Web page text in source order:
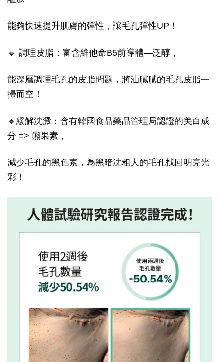
能夠快速提升肌膚的彈性，讓毛孔彈性UP！
🔸 調理皮脂：富含維他命B5前導體—泛醇，
能深層調理毛孔的皮脂問題，將油膩膩的毛孔皮脂一
掃而空！
🔸緩解沈澱：含有韓國食品藥品管理局認證的美白成
分 => 熊果素，
減少毛孔的黑色素，為黑暗沈粗大的毛孔找回明亮光
彩！